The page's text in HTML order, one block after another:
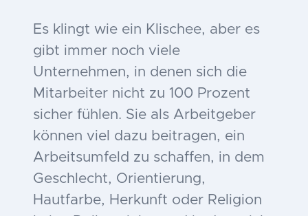
Es klingt wie ein Klischee, aber es
gibt immer noch viele
Unternehmen, in denen sich die
Mitarbeiter nicht zu 100 Prozent
sicher fühlen. Sie als Arbeitgeber
können viel dazu beitragen, ein
Arbeitsumfeld zu schaffen, in dem
Geschlecht, Orientierung,
Hautfarbe, Herkunft oder Religion